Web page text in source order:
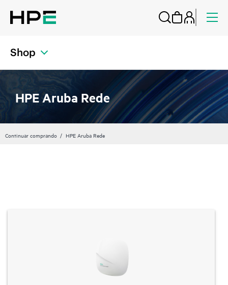
Shop
HPE Aruba Rede
Continuar comprando HPE Aruba Rede